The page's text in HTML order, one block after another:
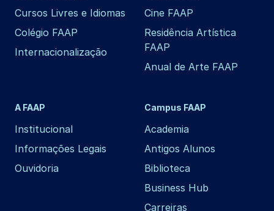
Cursos Livres e Idiomas
Colégio FAAP
Internacionalização
Cine FAAP
Residência Artística
FAAP
Anual de Arte FAAP
A FAAP
Institucional
Informações Legais
Ouvidoria
Campus FAAP
Academia
Antigos Alunos
Biblioteca
Business Hub
Carreiras